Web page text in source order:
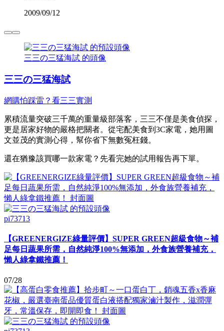
2009/09/12
三三の三猛海試 的頭像
三三の三猛海試
網購怕踩雷？看三三實測
累積流量突破三千萬的重量級部落客，三三不僅是美食偵探，
更是居家好物的嚴格把關者。從宅配美食到3C家電，她用圖
文並茂的實測心得，幫你省下無數冤枉錢。
還在猶豫該買哪一款家電？先看完她的試用報告再下單。
pi73713
【GREENERGIZE綠量評價】SUPER GREEN超級食物～補
足每日蔬果所需，自然純淨100%無添加，外食族營養補充，
懶人綠拿鐵推薦！
07/28